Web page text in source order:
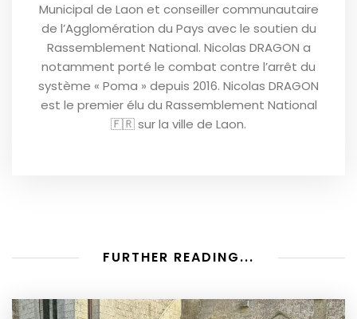
Municipal de Laon et conseiller communautaire
de l’Agglomération du Pays avec le soutien du
Rassemblement National. Nicolas DRAGON a
notamment porté le combat contre l’arrêt du
système « Poma » depuis 2016. Nicolas DRAGON
est le premier élu du Rassemblement National
🇫🇷 sur la ville de Laon.
FURTHER READING...